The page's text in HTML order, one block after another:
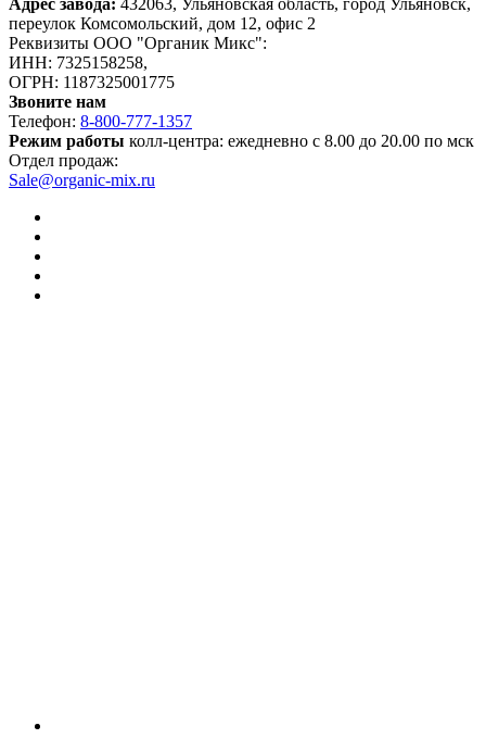
Адрес завода: 432063, Ульяновская область, город Ульяновск,
переулок Комсомольский, дом 12, офис 2
Реквизиты ООО "Органик Микс":
ИНН: 7325158258,
ОГРН: 1187325001775
Звоните нам
Телефон: 8-800-777-1357
Режим работы колл-центра: ежедневно с 8.00 до 20.00 по мск
Отдел продаж:
Sale@organic-mix.ru